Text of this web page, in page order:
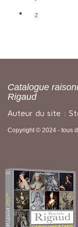
z
Catalogue
Rigaud
Auteur du site :
Copyright © 2024 - tous